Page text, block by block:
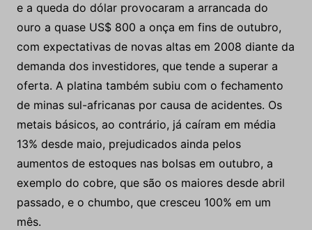
e a queda do dólar provocaram a arrancada do
ouro a quase US$ 800 a onça em fins de outubro,
com expectativas de novas altas em 2008 diante da
demanda dos investidores, que tende a superar a
oferta. A platina também subiu com o fechamento
de minas sul-africanas por causa de acidentes. Os
metais básicos, ao contrário, já caíram em média
13% desde maio, prejudicados ainda pelos
aumentos de estoques nas bolsas em outubro, a
exemplo do cobre, que são os maiores desde abril
passado, e o chumbo, que cresceu 100% em um
mês.